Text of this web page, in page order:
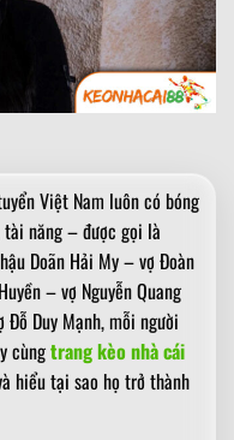
Việt Nam luôn có bóng
tài năng – được gọi là
Doãn Hải My – vợ Đoàn
– vợ Nguyễn Quang
Đỗ Duy Mạnh, mỗi người
cùngtrang kèo nhà cái
hiểu tại sao họ trở thành